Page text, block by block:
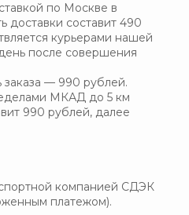
по Москве в
составит 490
курьерами нашей
после совершения
заказа — 990 рублей.
МКАД до 5 км
990 рублей, далее
компанией СДЭК
платежом).